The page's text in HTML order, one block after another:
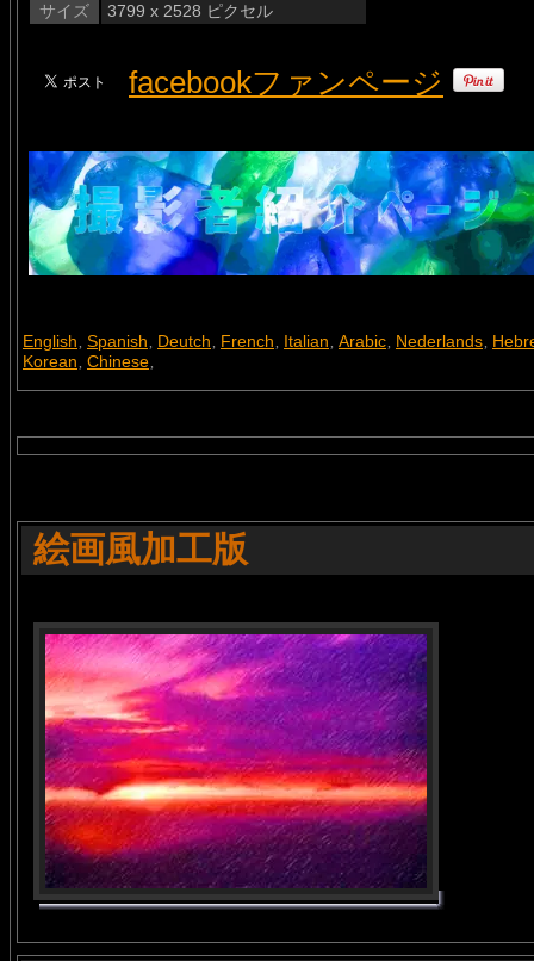
サイズ
3799 x 2528 ピクセル
facebookファンページ
English, Spanish, Deutch, French, Italian, Arabic, Nederlands,
Korean, Chinese,
絵画風加工版